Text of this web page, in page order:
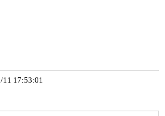
11 17:53:01